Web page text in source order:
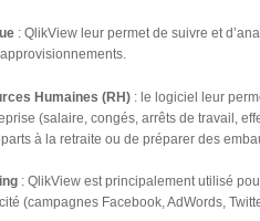
: QlikView leur permet de suivre et
Humaines (RH) : le logiciel leur
(salaire, congés, arrêts de travail,
à la retraite ou de préparer des
: QlikView est principalement utilisé
(campagnes Facebook, AdWords,